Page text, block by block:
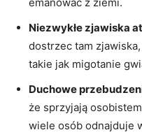
emanować z​ ziemi.
Niezwykłe zjawiska
dostrzec tam
takie jak migotanie
Duchowe
że sprzyjają
wiele osób​ odnajduje